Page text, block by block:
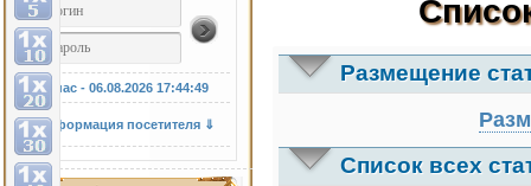
У нас - 06.08.202617:44:51
Информация посетителя ⇓
Размещение
Список всех